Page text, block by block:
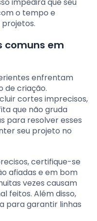
o tempo e
comuns em
enfrentam
de criação.
cortes imprecisos,
que não gruda
para resolver esses
seu projeto no
certifique-se
afiadas e em bom
vezes causam
feitos. Além disso,
para garantir linhas